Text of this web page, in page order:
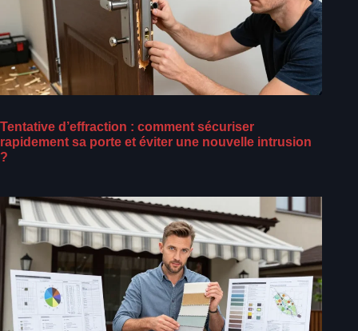
Tentative d’effraction : comment sécuriser
rapidement sa porte et éviter une nouvelle intrusion
?